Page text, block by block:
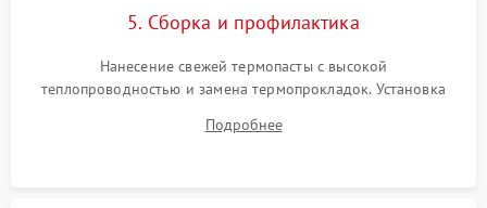
5. Сборка и профилактика
Нанесение свежей термопасты с высокой
теплопроводностью и замена термопрокладок. Установка
шлейфов, модулей памяти и накопителей. Предварительная
Подробнее